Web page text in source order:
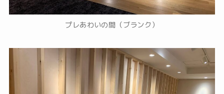
プレあわいの間（ブランク）